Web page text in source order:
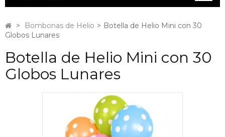
> Bombonas de Helio > Botella de Helio Mini con 30
Globos Lunares
Botella de Helio Mini con 30
Globos Lunares